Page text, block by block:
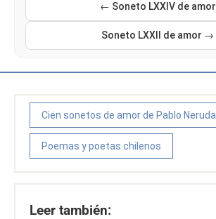
← Soneto LXXIV de amor
Soneto LXXII de amor →
Cien sonetos de amor de Pablo Neruda
Poemas y poetas chilenos
Leer también: